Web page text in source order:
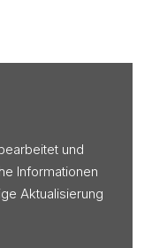
und
Informationen
Aktualisierung